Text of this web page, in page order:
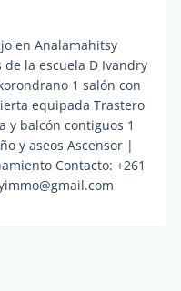
en Analamahitsy
de la escuela D Ivandry
1 salón con
equipada Trastero
y balcón contiguos 1
y aseos Ascensor |
Contacto: +261